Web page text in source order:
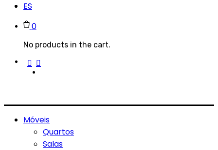
ES
0
No products in the cart.
Móveis
Quartos
Salas